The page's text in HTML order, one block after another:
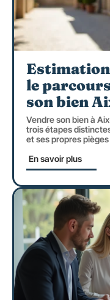
le
son bien
Vendre son bien à
trois étapes
et ses propres
En savoir plus